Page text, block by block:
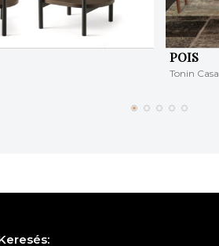
POIS
Tonin Casa